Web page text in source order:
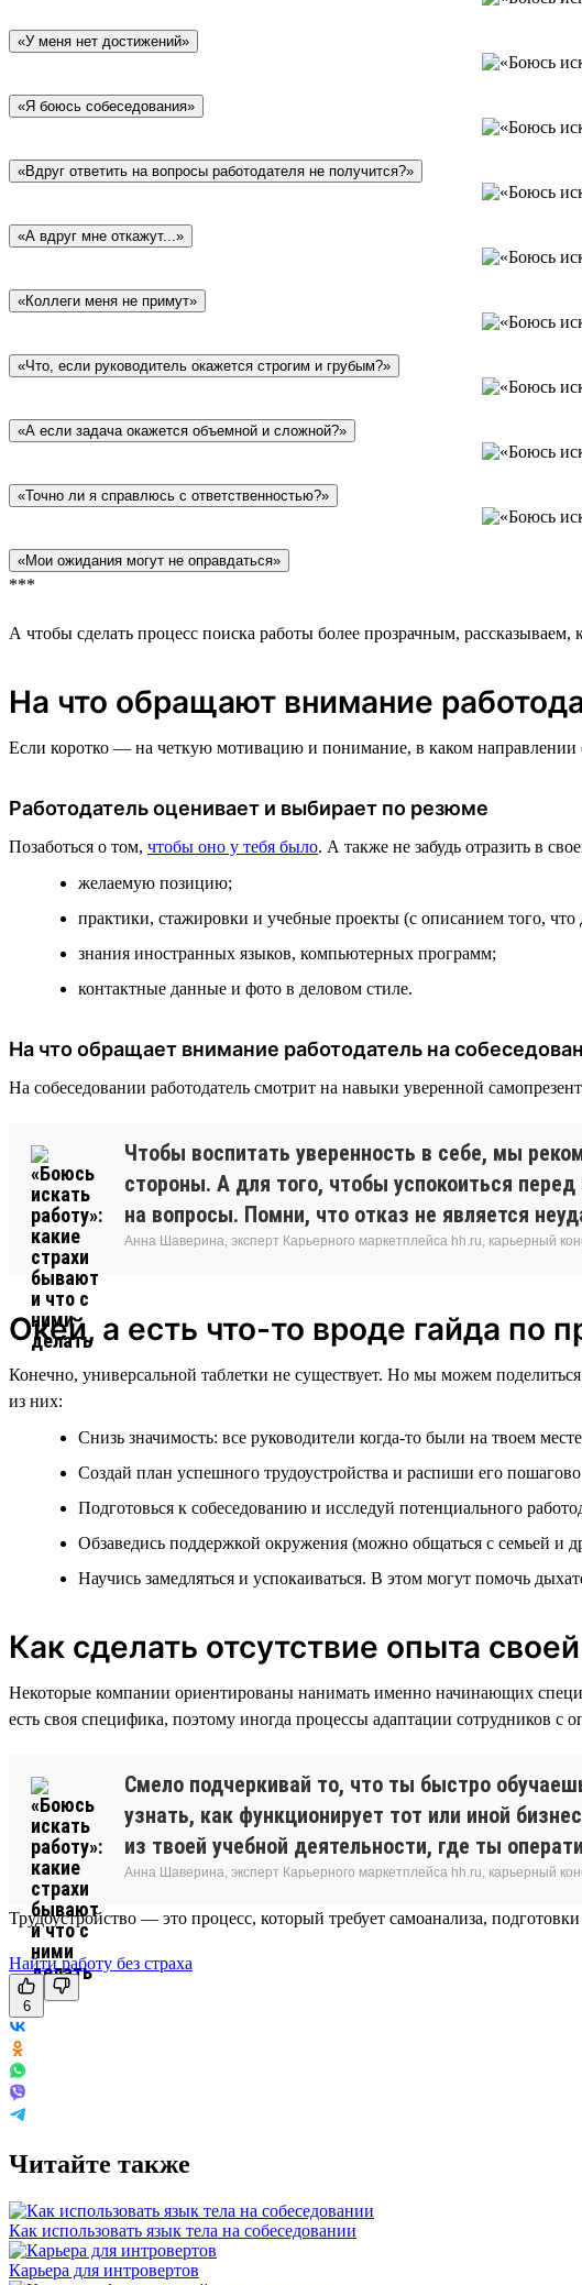
«У меня нет достижений»
«Я боюсь собеседования»
«Вдруг ответить на вопросы работодателя не получится?»
«А вдруг мне откажут...»
«Коллеги меня не примут»
«Что, если руководитель окажется строгим и грубым?»
«А если задача окажется объемной и сложной?»
«Точно ли я справлюсь с ответственностью?»
«Мои ожидания могут не оправдаться»
***
А чтобы сделать процесс поиска работы более прозрачным, рассказываем,
На что обращают внимание
Если коротко — на четкую мотивацию и понимание, в каком направлении
Работодатель оценивает и выбирает по резюме
Позаботься о том, чтобы оно у тебя было. А также не забудь отразить в
желаемую позицию;
практики, стажировки и учебные проекты (с описанием того,
знания иностранных языков, компьютерных программ;
контактные данные и фото в деловом стиле.
На что обращает внимание работодатель на
На собеседовании работодатель смотрит на навыки уверенной
Чтобы воспитать уверенность в себе, мы
стороны. А для того, чтобы успокоиться
на вопросы. Помни, что отказ не является
Анна Шаверина, эксперт Карьерного маркетплейса hh.ru, карьерный
Окей, а есть что-то вроде гайда по
Конечно, универсальной таблетки не существует. Но мы можем
из них:
Снизь значимость: все руководители когда-то были на твоем
Создай план успешного трудоустройства и распиши его пошагово
Подготовься к собеседованию и исследуй потенциального
Обзаведись поддержкой окружения (можно общаться с семьей и
Научись замедляться и успокаиваться. В этом могут помочь
Как сделать отсутствие опыта
Некоторые компании ориентированы нанимать именно начинающих
есть своя специфика, поэтому иногда процессы адаптации сотрудников
Смело подчеркивай то, что ты быстро
узнать, как функционирует тот или иной
из твоей учебной деятельности, где ты
Анна Шаверина, эксперт Карьерного маркетплейса hh.ru, карьерный
Трудоустройство — это процесс, который требует самоанализа,
Найти работу без страха
6
Читайте также
Как использовать язык тела на собеседовании
Карьера для интровертов